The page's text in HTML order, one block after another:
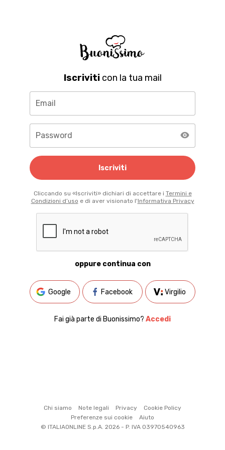
Iscriviticon la tua mail
Email
Password
Iscriviti
Cliccando su «Iscriviti» dichiari di accettare i Termini e
Condizioni d’uso e di aver visionato l'Informativa Privacy
oppure continua con
Google Facebook Virgilio
Fai già parte di Buonissimo? Accedi
Chi siamo Note legali Privacy
Cookie Policy
Preferenze sui cookie
Aiuto
© ITALIAONLINE S.p.A. 2026 - P. IVA 03970540963